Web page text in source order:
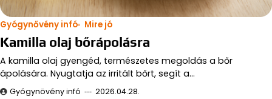
Gyógynővény infó Mire jó
Kamilla olaj bőrápolásra
A kamilla olaj gyengéd, természetes megoldás a bőr
ápolására. Nyugtatja az irritált bőrt, segít a…
Gyógynövény infó 2026.04.28.